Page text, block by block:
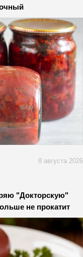
8 августа 2026
"Докторскую"
не прокатит